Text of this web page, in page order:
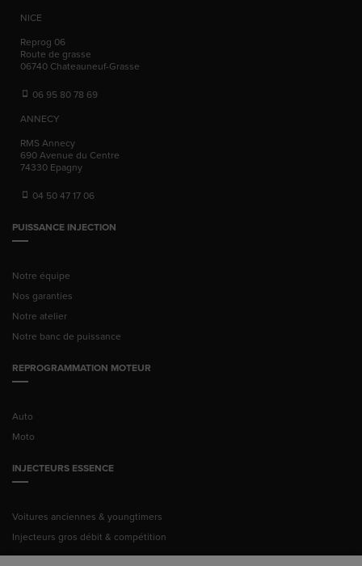
NICE
Reprog 06
Route de grasse
06740 Chateauneuf-Grasse
06 95 80 78 69
ANNECY
RMS Annecy
690 Avenue du Centre
74330 Epagny
04 50 47 17 06
PUISSANCE INJECTION
Notre équipe
Nos garanties
Notre atelier
Notre banc de puissance
REPROGRAMMATION MOTEUR
Auto
Moto
INJECTEURS ESSENCE
Voitures anciennes & youngtimers
Injecteurs gros débit & compétition